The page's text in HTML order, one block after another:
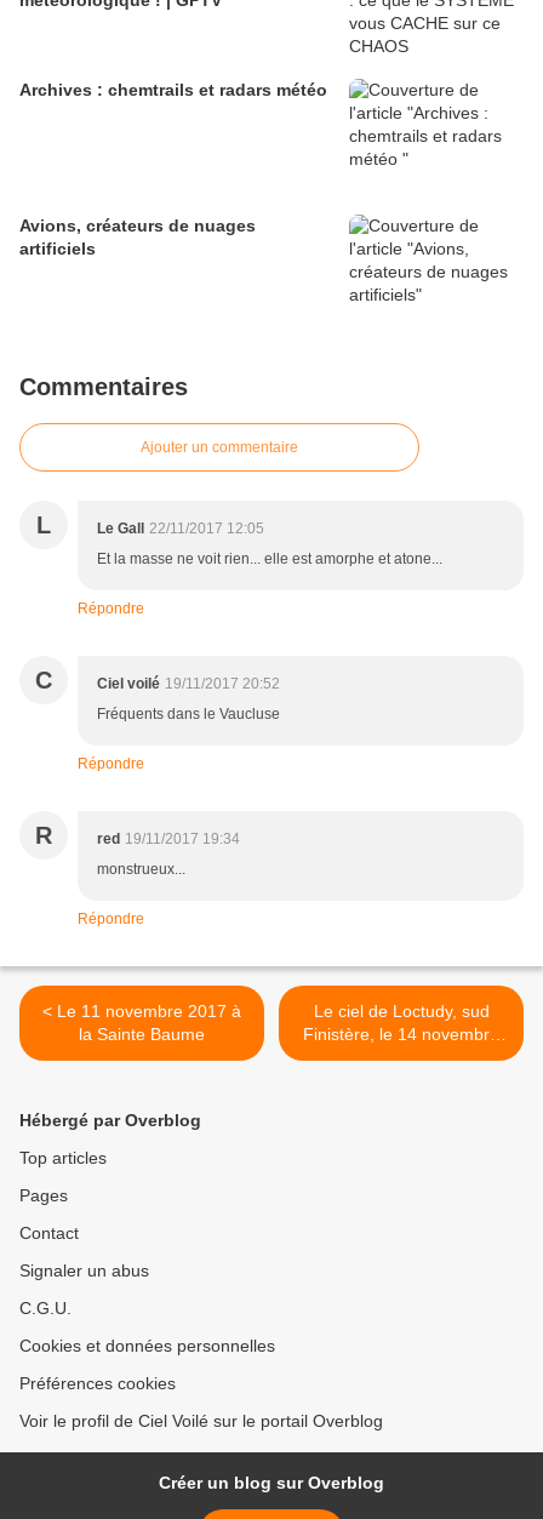
Archives : chemtrails et radars météo
Avions, créateurs de nuages
artificiels
Commentaires
Ajouter un commentaire
L Le Gall
22/11/2017 12:05
Et la masse ne voit rien... elle est amorphe et atone...
Répondre
C Ciel voilé 19/11/2017 20:52
Fréquents dans le Vaucluse
Répondre
R red 19/11/2017 19:34
monstrueux...
Répondre
< Le 11 novembre 2017 à
la Sainte Baume
Le ciel de Loctudy, sud
Finistère, le 14 novembre
2017 >
Hébergé par Overblog
Top articles
Pages
Contact
Signaler un abus
C.G.U.
Cookies et données personnelles
Préférences cookies
Voir le profil de Ciel Voilé sur le portail Overblog
Créer un blog sur Overblog